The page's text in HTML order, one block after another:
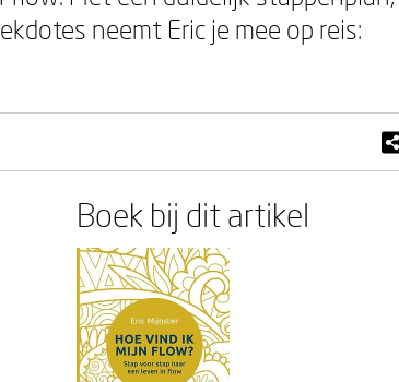
neemt Eric je mee op reis:
Boek bij dit artikel